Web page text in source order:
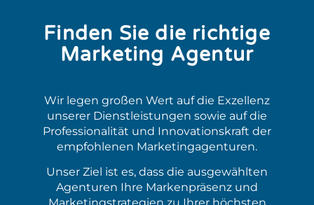
Finden Sie die richtige
Marketing Agentur
Wir legen großen Wert auf die Exzellenz
unserer Dienstleistungen sowie auf die
Professionalität und Innovationskraft der
empfohlenen Marketingagenturen.
Unser Ziel ist es, dass die ausgewählten
Agenturen Ihre Markenpräsenz und